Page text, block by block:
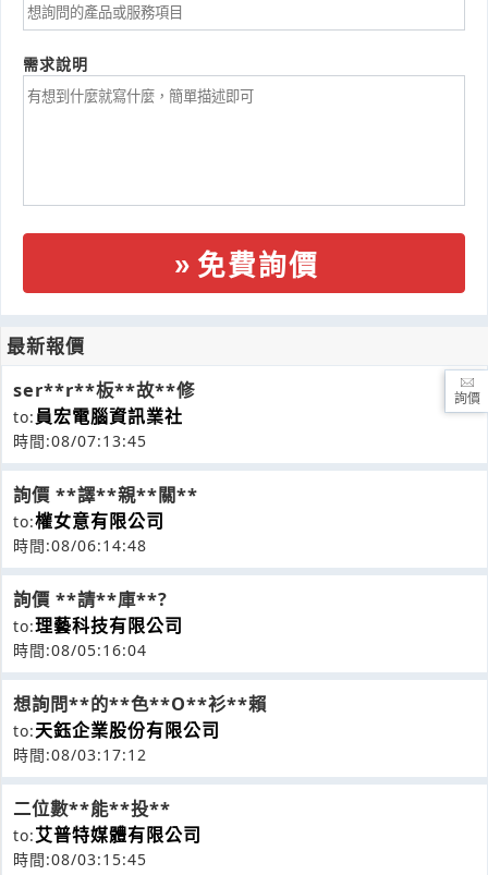
需求說明
免費詢價
最新報價
ser**r**板**故**修
to: 員宏電腦資訊業社
時間:08/07:13:45
詢價 **譯**親**關**
to:權女意有限公司
時間:08/06:14:48
詢價 **請**庫**?
to:理藝科技有限公司
時間:08/05:16:04
想詢問**的**色**O**衫**賴
to:天鈺企業股份有限公司
時間:08/03:17:12
二位數**能**投**
to:艾普特媒體有限公司
時間:08/03:15:45
詢價